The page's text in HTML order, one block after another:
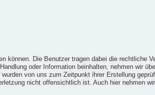
Die Benutzer tragen dabei die rechtliche
oder Information beinhalten, nehmen wir
von uns zum Zeitpunkt ihrer Erstellung
nicht offensichtlich ist. Auch hier nehmen